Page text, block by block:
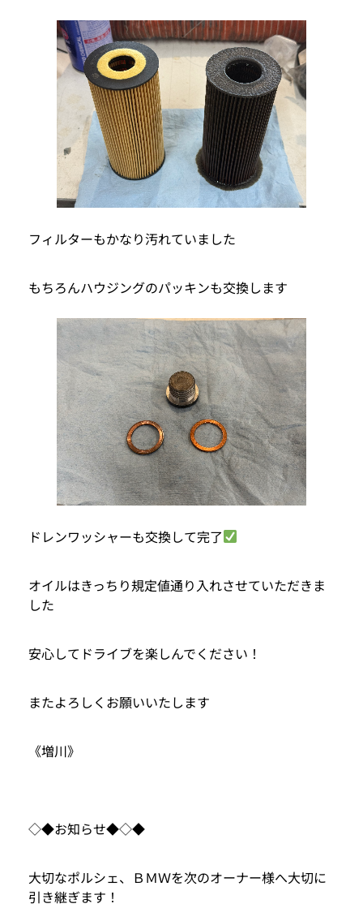
フィルターもかなり汚れていました
もちろんハウジングのパッキンも交換します
ドレンワッシャーも交換して完了
オイルはきっちり規定値通り入れさせていただきま
した
安心してドライブを楽しんでください！
またよろしくお願いいたします
《増川》
◇◆お知らせ◆◇◆
大切なポルシェ、ＢＭＷを次のオーナー様へ大切に
引き継ぎます！